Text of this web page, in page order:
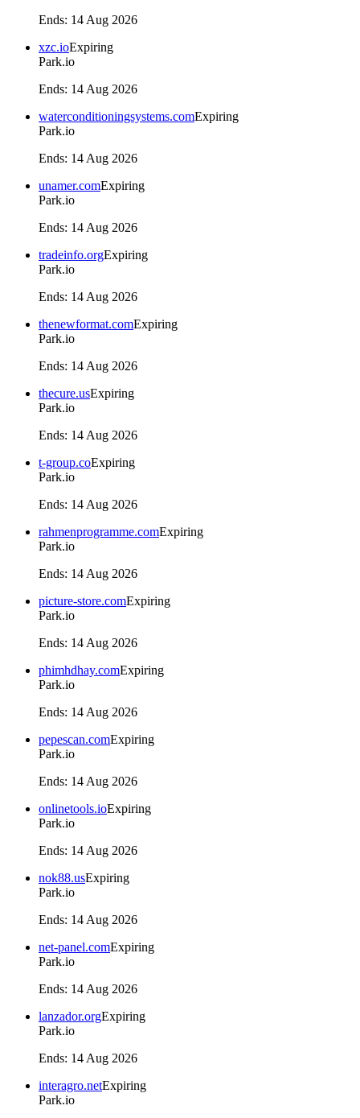
Ends: 14 Aug 2026
xzc.ioExpiring
Park.io
Ends: 14 Aug 2026
waterconditioningsystems.comExpiring
Park.io
Ends: 14 Aug 2026
unamer.comExpiring
Park.io
Ends: 14 Aug 2026
tradeinfo.orgExpiring
Park.io
Ends: 14 Aug 2026
thenewformat.comExpiring
Park.io
Ends: 14 Aug 2026
thecure.usExpiring
Park.io
Ends: 14 Aug 2026
t-group.coExpiring
Park.io
Ends: 14 Aug 2026
rahmenprogramme.comExpiring
Park.io
Ends: 14 Aug 2026
picture-store.comExpiring
Park.io
Ends: 14 Aug 2026
phimhdhay.comExpiring
Park.io
Ends: 14 Aug 2026
pepescan.comExpiring
Park.io
Ends: 14 Aug 2026
onlinetools.ioExpiring
Park.io
Ends: 14 Aug 2026
nok88.usExpiring
Park.io
Ends: 14 Aug 2026
net-panel.comExpiring
Park.io
Ends: 14 Aug 2026
lanzador.orgExpiring
Park.io
Ends: 14 Aug 2026
interagro.netExpiring
Park.io